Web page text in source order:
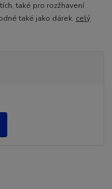
také pro rozžhavení
také jako dárek. celý